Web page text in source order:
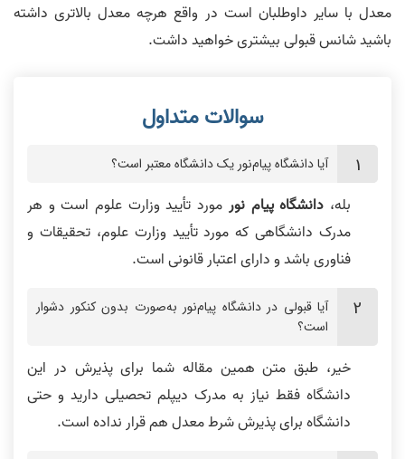
معدل با سایر داوطلبان است در واقع هرچه معدل بالاتری داشته
باشید شانس قبولی بیشتری خواهید داشت.
آیا دانشگاه پیام‌نور یک دانشگاه معتبر است؟
بله، دانشگاه پیام‌ نور مورد تأیید وزارت علوم است و هر
مدرک دانشگاهی که مورد تأیید وزارت علوم، تحقیقات و
فناوری باشد و دارای اعتبار قانونی است.
آیا قبولی در دانشگاه پیام‌نور به‌صورت بدون کنکور دشوار
است؟
خیر، طبق متن همین مقاله شما برای پذیرش در این
دانشگاه فقط نیاز به مدرک دیپلم تحصیلی دارید و حتی
دانشگاه برای پذیرش شرط معدل هم قرار نداده است.